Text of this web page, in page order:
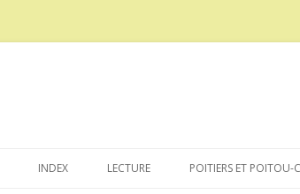
au
INDEX LECTURE POITIERS ET POITOU-